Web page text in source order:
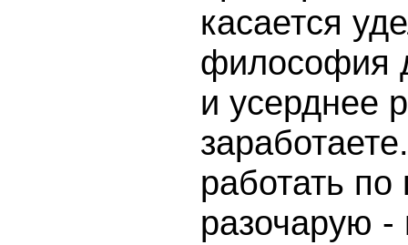
касается
философия
и усерднее
работать по
разочарую -